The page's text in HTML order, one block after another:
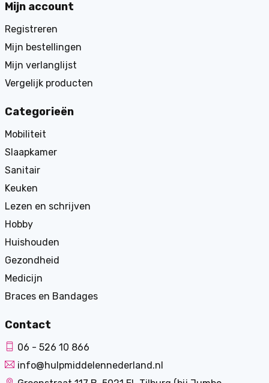
Mijn account
Registreren
Mijn bestellingen
Mijn verlanglijst
Vergelijk producten
Categorieën
Mobiliteit
Slaapkamer
Sanitair
Keuken
Lezen en schrijven
Hobby
Huishouden
Gezondheid
Medicijn
Braces en Bandages
Contact
06 - 526 10 866
info@hulpmiddelennederland.nl